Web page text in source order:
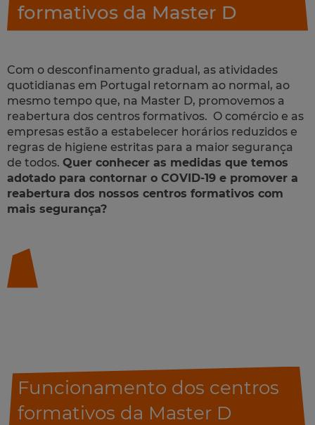
formativos da Master D
Com o desconfinamento gradual, as atividades
quotidianas em Portugal retornam ao normal, ao
mesmo tempo que, na Master D, promovemos a
reabertura dos centros formativos. O comércio e as
empresas estão a estabelecer horários reduzidos e
regras de higiene estritas para a maior segurança
de todos. Quer conhecer as medidas que temos
adotado para contornar o COVID-19 e promover a
reabertura dos nossos centros formativos com
mais segurança?
Funcionamento dos centros
formativos da Master D